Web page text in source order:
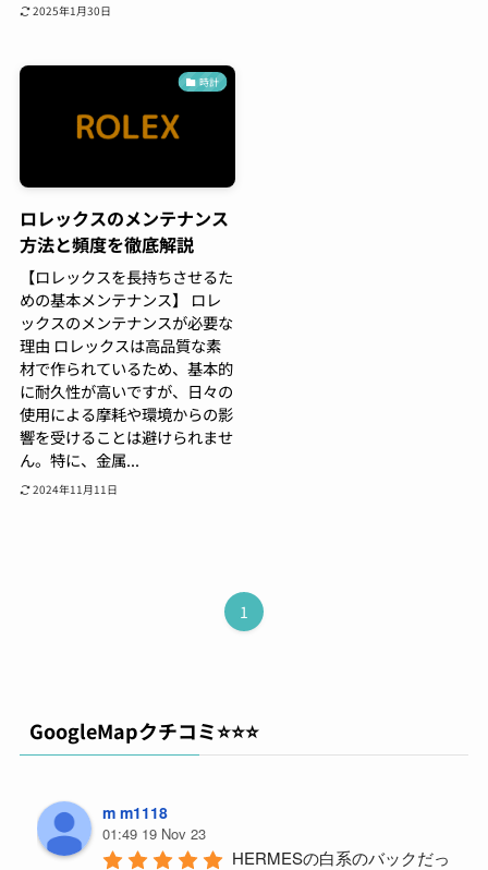
2025年1月30日
時計
ロレックスのメンテナンス
方法と頻度を徹底解説
【ロレックスを長持ちさせるた
めの基本メンテナンス】 ロレ
ックスのメンテナンスが必要な
理由 ロレックスは高品質な素
材で作られているため、基本的
に耐久性が高いですが、日々の
使用による摩耗や環境からの影
響を受けることは避けられませ
ん。特に、金属...
2024年11月11日
1
GoogleMapクチコミ⭐️⭐️⭐️
m m1118
01:49 19 Nov 23
HERMESの白系のバックだっ